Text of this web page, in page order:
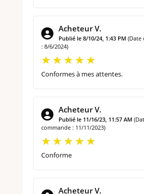
Acheteur V.
Publié le 8/10/24, 1:43 PM (Date
: 8/6/2024)
Conformes à mes attentes.
Acheteur V.
Publié le 11/16/23, 11:57 AM
commande : 11/11/2023)
Conforme
Acheteur V.